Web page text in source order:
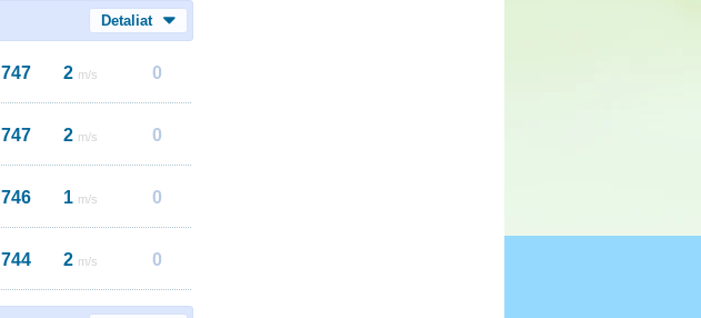
Detaliat
747 2 m/s 0
747 2 m/s 0
746 1 m/s 0
744 2 m/s 0